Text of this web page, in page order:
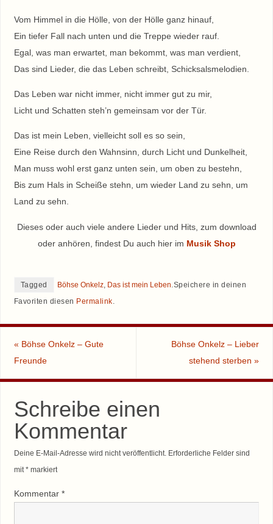
Vom Himmel in die Hölle, von der Hölle ganz hinauf,
Ein tiefer Fall nach unten und die Treppe wieder rauf.
Egal, was man erwartet, man bekommt, was man verdient,
Das sind Lieder, die das Leben schreibt, Schicksalsmelodien.
Das Leben war nicht immer, nicht immer gut zu mir,
Licht und Schatten steh’n gemeinsam vor der Tür.
Das ist mein Leben, vielleicht soll es so sein,
Eine Reise durch den Wahnsinn, durch Licht und Dunkelheit,
Man muss wohl erst ganz unten sein, um oben zu bestehn,
Bis zum Hals in Scheiße stehn, um wieder Land zu sehn, um
Land zu sehn.
Dieses oder auch viele andere Lieder und Hits, zum download
oder anhören, findest Du auch hier im Musik Shop
Tagged Böhse Onkelz, Das ist mein Leben.Speichere in deinen
Favoriten diesen Permalink.
« Böhse Onkelz – Gute
Freunde
Böhse Onkelz – Lieber
stehend sterben»
Schreibe einen
Kommentar
Deine E-Mail-Adresse wird nicht veröffentlicht. Erforderliche Felder sind
mit*markiert
Kommentar *